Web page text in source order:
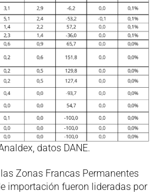
datos DANE.
Zonas Francas Permanentes
importación fueron lideradas por